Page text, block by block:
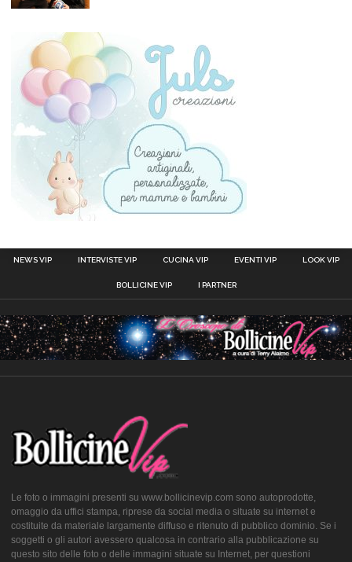
NEWS VIP INTERVISTE VIP CUCINA VIP EVENTI VIP LOOK VIP
BOLLICINE VIP I PARTNER
Le foto o immagini presenti su www.bollicinevip.com sono autoprodotte,
omaggio da uffici stampa, riprese da social media o situate su internet e
costituite da materiale largamente diffuso e ritenuto di pubblico dominio. Se i
soggetti o gli autori avessero qualcosa in contrario alla pubblicazione su
questo sito delle foto o delle immagini situate su Internet, per questioni